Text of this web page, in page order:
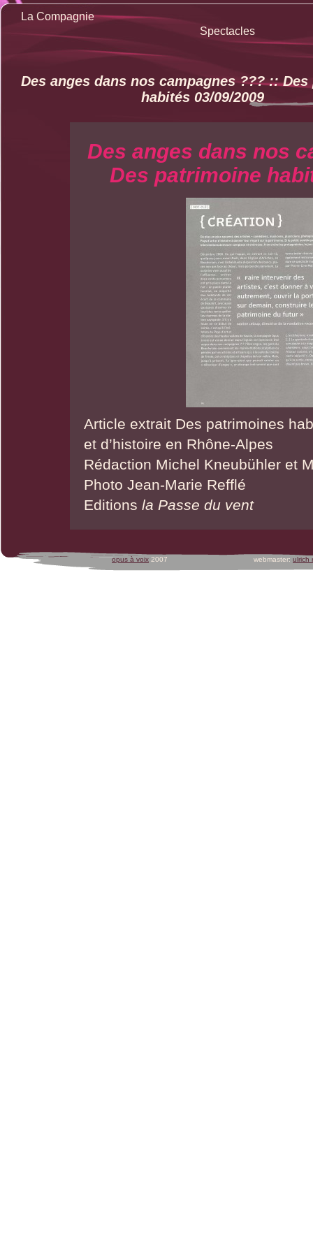
La Compagnie
Spectacles
Des anges dans nos campagnes ??? ::
habités 03/09/2009
Des anges dans nos
Des patrimoine
Article extrait Des patrimoines
et d’histoire en Rhône-Alpes
Rédaction Michel Kneubühler et
Photo Jean-Marie Refflé
Editions la Passe du vent
opus à voix 2007 webmaster: ulrich